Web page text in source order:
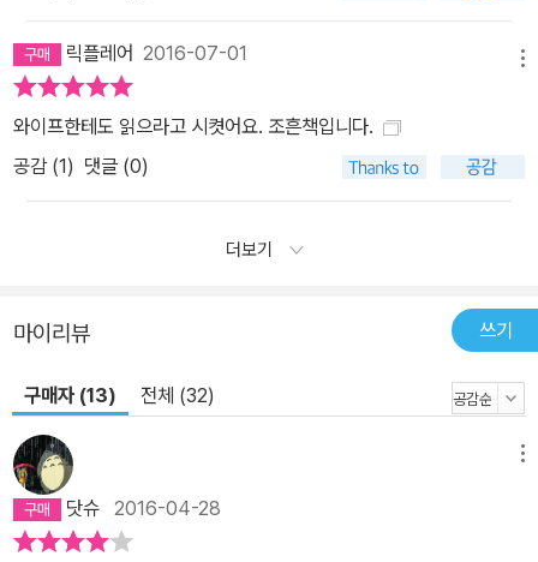
업투자자가 아닌 나와 같은 월급쟁이로서 직장생활과 투자를 병행하
면서도 한 가정의 자상한 아빠인 그를 보며, 나도 할 수 있겠다는 희망
자에 전혀 관심 없는 남편, 스마트폰 게임만 하던 남편이 바뀌었다. 몇
년을 설득해도 말을 듣지 않던 사람이 하루아침에 바뀐 것이다. 그 덕
우자를 설득하기 힘든 이들에게 너바나 님의 글을 추천한다. 그리고
어느 순간 내가 어디로 가고 있는지 알 수 없었다. 등골이 서늘했다.
그러던 중 너바나 님의 블로그 글을 읽게 되었다. 진실성 있는 글과 진
심어린 조언이 흐릿했던 내 미래를 선명하게 밝혀주었다. 나처럼 어
두운 터널 속에서 빛을 기다리는 분들이라면, 꼭 이 책을 읽어보길 권
한다.” _검바다
릭플레어 2016-07-01
와이프한테도 읽으라고 시켯어요. 조흔책입니다.
공감 (1) 댓글 (0)
더보기
마이리뷰 쓰기
구매자 (13) 전체 (32)
닷슈 2016-04-28